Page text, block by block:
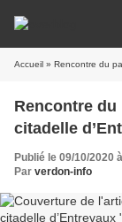
Accueil » Rencontre du
Rencontre
citadelle
Publié le 09/10/2020
Par verdon-info